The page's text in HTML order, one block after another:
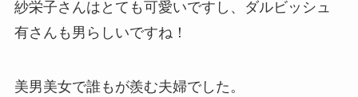
紗栄子さんはとても可愛いですし、ダルビッシュ
有さんも男らしいですね！
美男美女で誰もが羨む夫婦でした。